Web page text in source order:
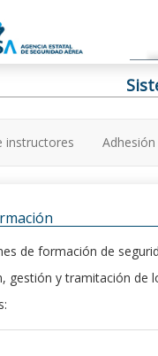
instructores
de formación de
gestión y tramitación de